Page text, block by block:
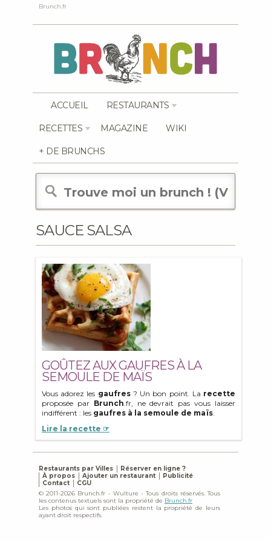
Brunch.fr
ACCUEIL RESTAURANTS
RECETTES MAGAZINE WIKI
+ DE BRUNCHS
SAUCE SALSA
GOÛTEZ AUX GAUFRES À LA
SEMOULE DE MAÏS
Vous adorez les gaufres? Un bon point. La recette
proposée par Brunch.fr, ne devrait pas vous laisser
indifférent : les gaufres à la semoule de maïs.
Lire la recette ☞
Restaurants par Villes
Réserver en ligne ?
À propos
Ajouter un restaurant
Publicité
Contact
CGU
© 2011-2026 Brunch.fr - Wulture - Tous droits réservés. Tous
les contenus textuels sont la propriété de Brunch.fr
Les photos qui sont publiées restent la propriété de leurs
ayant droit respectifs.